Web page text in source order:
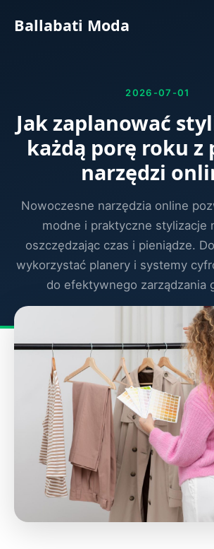
Ballabati Moda
2026-07-01
Jak zaplanować
każdą porę roku z
narzędzi
Nowoczesne narzędzia online
modne i praktyczne stylizacje
oszczędzając czas i pieniądze.
wykorzystać planery i systemy
do efektywnego zarządzania